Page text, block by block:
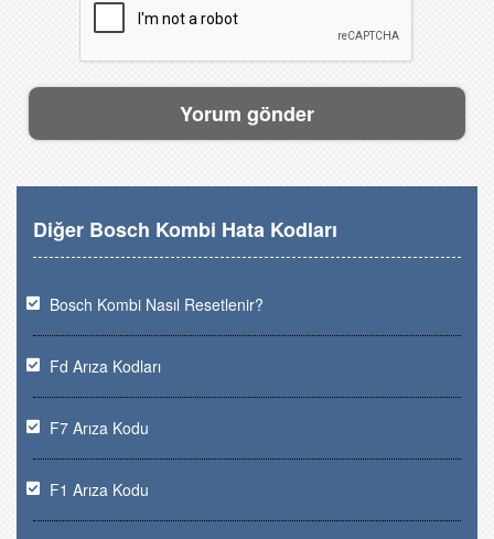
Diğer Bosch Kombi Hata Kodları
Bosch Kombi Nasıl Resetlenir?
Fd Arıza Kodları
F7 Arıza Kodu
F1 Arıza Kodu